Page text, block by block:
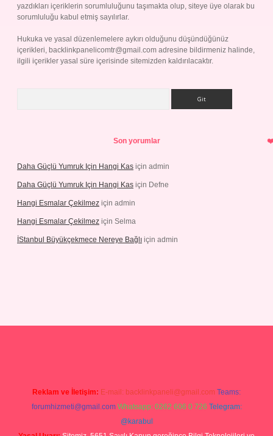
yazdıkları içeriklerin sorumluluğunu taşımakta olup, siteye üye olarak bu
sorumluluğu kabul etmiş sayılırlar.
Hukuka ve yasal düzenlemelere aykırı olduğunu düşündüğünüz
içerikleri, backlinkpanelicomtr@gmail.com adresine bildirmeniz halinde,
ilgili içerikler yasal süre içerisinde sitemizden kaldırılacaktır.
Son yorumlar
Daha Güçlü Yumruk Için Hangi Kas için admin
Daha Güçlü Yumruk Için Hangi Kas için Defne
Hangi Esmalar Çekilmez için admin
Hangi Esmalar Çekilmez için Selma
İStanbul Büyükçekmece Nereye Bağlı için admin
Reklam ve İletişim: E-mail: backlinkpaneli@gmail.com Teams:
forumhizmeti@gmail.com Whatsapp: 0262 606 0 726 Telegram:
@karabul